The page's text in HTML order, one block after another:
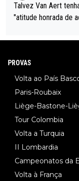
Talvez Van Aert
"atitude honrada de
am de ser
ão vou poder lutar
ara treinar"...
ortugal de 1985...
a experimentar
e treino privadas...
al de corrida. 2) Se
o) lhe pagar em
exemplo, será um
r for...
PROVAS
Volta ao País
Paris-Roubaix
Liège-Bastone-
Tour Colombia
Volta a Turquia
II Lombardia
Campeonatos da
Volta à França